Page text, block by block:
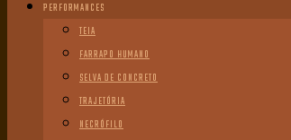
PERFORMANCES
TEIA
FARRAPO HUMANO
SELVA DE CONCRETO
TRAJETÓRIA
NECRÓFILO